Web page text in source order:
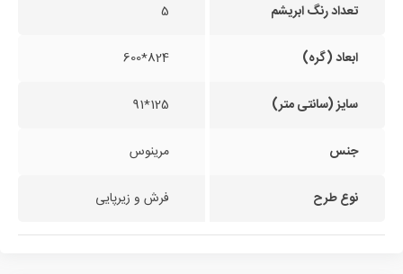
تعداد رنگ ابریشم 5
ابعاد (گره) 824*600
سایز (سانتی متر) 125*91
جنس مرینوس
نوع طرح فرش و زیرپایی